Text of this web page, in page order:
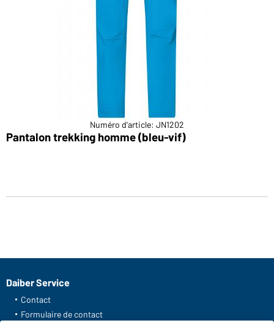
Numéro d'article: JN1202
Pantalon trekking homme (bleu-vif)
Daiber Service
Contact
Formulaire de contact